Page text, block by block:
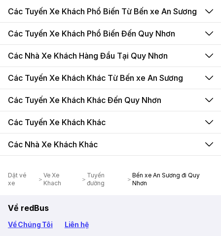
Các Tuyến Xe Khách Phổ Biến Từ Bến xe An Sương
Các Tuyến Xe Khách Phổ Biến Đến Quy Nhơn
Các Nhà Xe Khách Hàng Đầu Tại Quy Nhơn
Các Tuyến Xe Khách Khác Từ Bến xe An Sương
Các Tuyến Xe Khách Khác Đến Quy Nhơn
Các Tuyến Xe Khách Khác
Các Nhà Xe Khách Khác
Dặt vé
xe
Ve Xe
Khach
Tuyến
đường
Bến xe An Sương đi Quy
Nhơn
Về redBus
Về Chúng Tôi Liên hệ